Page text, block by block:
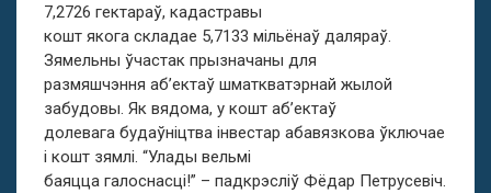
7,2726 гектараў, кадастравы
кошт якога складае 5,7133 мільёнаў даляраў.
Зямельны ўчастак прызначаны для
размяшчэння аб’ектаў шматкватэрнай жылой
забудовы. Як вядома, у кошт аб’ектаў
долевага будаўніцтва інвестар абавязкова ўключае
i кошт зямлi. “Улады вельмі
баяцца галоснасці!” – падкрэсліў Фёдар Петрусевіч.